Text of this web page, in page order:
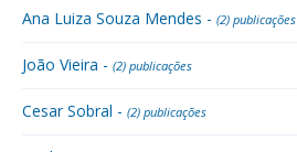
Ana Luiza Souza Mendes - (2) publicações
João Vieira - (2) publicações
Cesar Sobral - (2) publicações